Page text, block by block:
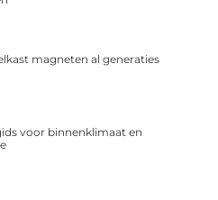
magneten al generaties
voor binnenklimaat en